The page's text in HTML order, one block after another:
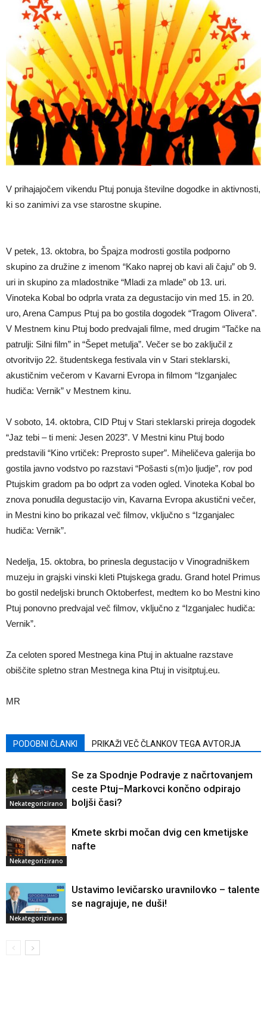
V prihajajočem vikendu Ptuj ponuja številne dogodke in aktivnosti,
ki so zanimivi za vse starostne skupine.
V petek, 13. oktobra, bo Špajza modrosti gostila podporno
skupino za družine z imenom “Kako naprej ob kavi ali čaju” ob 9.
uri in skupino za mladostnike “Mladi za mlade” ob 13. uri.
Vinoteka Kobal bo odprla vrata za degustacijo vin med 15. in 20.
uro, Arena Campus Ptuj pa bo gostila dogodek “Tragom Olivera”.
V Mestnem kinu Ptuj bodo predvajali filme, med drugim “Tačke na
patrulji: Silni film” in “Šepet metulja”. Večer se bo zaključil z
otvoritvijo 22. študentskega festivala vin v Stari steklarski,
akustičnim večerom v Kavarni Evropa in filmom “Izganjalec
hudiča: Vernik” v Mestnem kinu.
V soboto, 14. oktobra, CID Ptuj v Stari steklarski prireja dogodek
“Jaz tebi – ti meni: Jesen 2023”. V Mestni kinu Ptuj bodo
predstavili “Kino vrtiček: Preprosto super”. Miheličeva galerija bo
gostila javno vodstvo po razstavi “Pošasti s(m)o ljudje”, rov pod
Ptujskim gradom pa bo odprt za voden ogled. Vinoteka Kobal bo
znova ponudila degustacijo vin, Kavarna Evropa akustični večer,
in Mestni kino bo prikazal več filmov, vključno s “Izganjalec
hudiča: Vernik”.
Nedelja, 15. oktobra, bo prinesla degustacijo v Vinogradniškem
muzeju in grajski vinski kleti Ptujskega gradu. Grand hotel Primus
bo gostil nedeljski brunch Oktoberfest, medtem ko bo Mestni kino
Ptuj ponovno predvajal več filmov, vključno z “Izganjalec hudiča:
Vernik”.
Za celoten spored Mestnega kina Ptuj in aktualne razstave
obiščite spletno stran Mestnega kina Ptuj in visitptuj.eu.
MR
PODOBNI ČLANKI PRIKAŽI VEČ ČLANKOV TEGA AVTORJA
Nekategorizirano
Se za Spodnje Podravje z načrtovanjem
ceste Ptuj–Markovci končno odpirajo
boljši časi?
Nekategorizirano
Kmete skrbi močan dvig cen kmetijske
nafte
Nekategorizirano
Ustavimo levičarsko uravnilovko – talente
se nagrajuje, ne duši!